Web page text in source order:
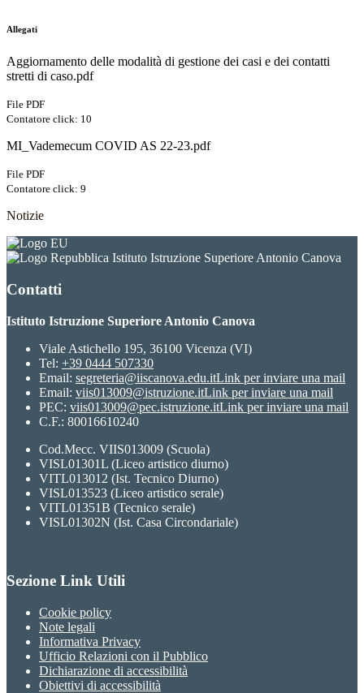
Allegati
Aggiornamento delle modalità di gestione dei casi e dei contatti
stretti di caso.pdf
File PDF
Contatore click: 10
MI_Vademecum COVID AS 22-23.pdf
File PDF
Contatore click: 9
Notizie
Istituto Istruzione Superiore Antonio Canova
Contatti
Istituto Istruzione Superiore Antonio Canova
Viale Astichello 195, 36100 Vicenza (VI)
Tel: +39 0444 507330
Email: segreteria@iiscanova.edu.itLink per inviare una mail
Email: viis013009@istruzione.itLink per inviare una mail
PEC: viis013009@pec.istruzione.itLink per inviare una mail
C.F.: 80016610240
Cod.Mecc. VIIS013009 (Scuola)
VISL01301L (Liceo artistico diurno)
VITL013012 (Ist. Tecnico Diurno)
VISL013523 (Liceo artistico serale)
VITL01351B (Tecnico serale)
VISL01302N (Ist. Casa Circondariale)
Sezione Link Utili
Cookie policy
Note legali
Informativa Privacy
Ufficio Relazioni con il Pubblico
Dichiarazione di accessibilità
Obiettivi di accessibilità